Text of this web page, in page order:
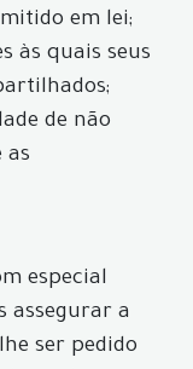
em lei;
às quais seus
de não
as
especial
assegurar a
ser pedido